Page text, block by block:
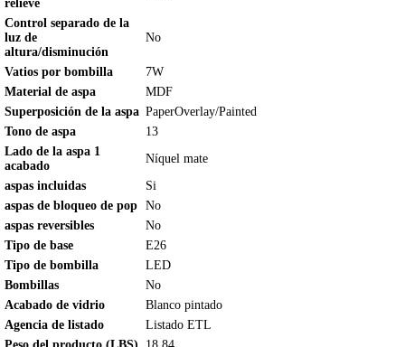
relieve
Control separado de la
luz de
altura/disminución
No
Vatios por bombilla
7W
Material de aspa
MDF
Superposición de la aspa PaperOverlay/Painted
Tono de aspa
13
Lado de la aspa 1
acabado
Níquel mate
aspas incluidas
Si
aspas de bloqueo de pop No
aspas reversibles
No
Tipo de base
E26
Tipo de bombilla
LED
Bombillas
No
Acabado de vidrio
Blanco pintado
Agencia de listado
Listado ETL